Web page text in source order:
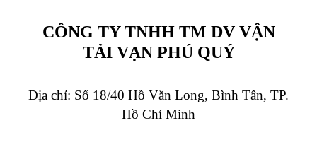
CÔNG TY TNHH TM DV VẬN
TẢI VẠN PHÚ QUÝ
Địa chỉ: Số 18/40 Hồ Văn Long, Bình Tân, TP.
Hồ Chí Minh